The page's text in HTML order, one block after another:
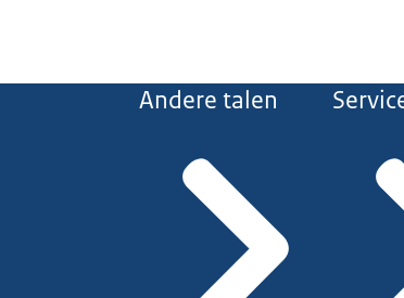
Andere talen